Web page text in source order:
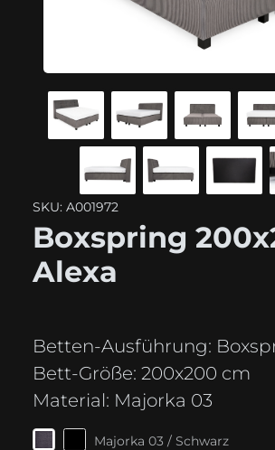
SKU: A001972
Boxspring
Alexa
Betten-Ausführung:
Bett-Größe: 200x200 cm
Material: Majorka 03
Majorka 03 / Schwarz